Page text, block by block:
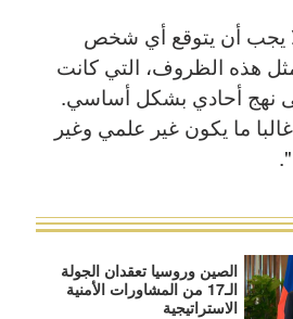
يجب أن يتوقع أي شخص
هذه الظروف، التي كانت
نهج أحادي بشكل أساسي.
ما يكون غير علمي وغير
الصين وروسيا تعقدان الجولة
الـ17 من المشاورات الأمنية
الاستراتيجية